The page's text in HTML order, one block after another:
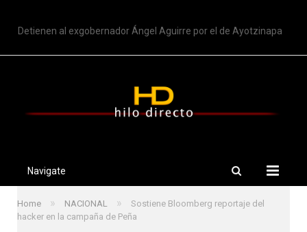
Detienen al exgobernador Ángel Aguirre por el de Ayotzinapa
Navigate
Home » NACIONAL »
Sostiene Bloomberg reportaje del
hacker en la campaña de Peña